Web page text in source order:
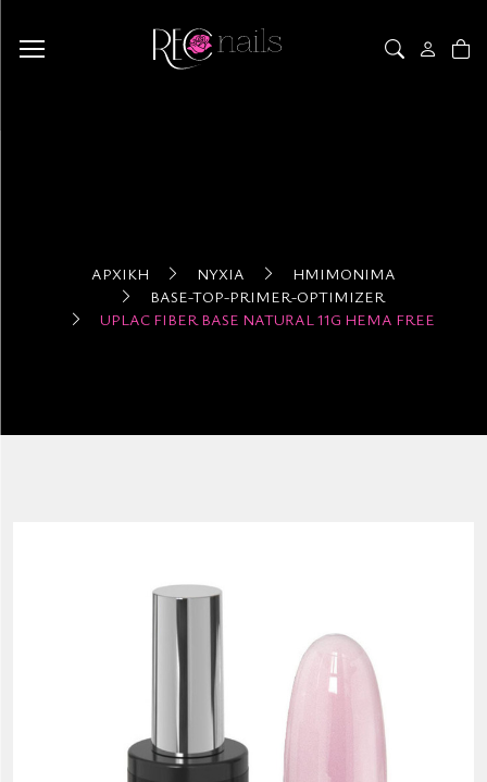
ΑΡΧΙΚΉ ΝΎΧΙΑ
ΗΜΙΜΌΝΙΜΑ
BASE-TOP-PRIMER-OPTIMIZER
UPLAC FIBER BASE NATURAL 11G HEMA FREE